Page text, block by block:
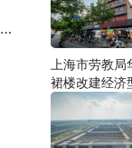
上海市劳教局
裙楼改建经济
研